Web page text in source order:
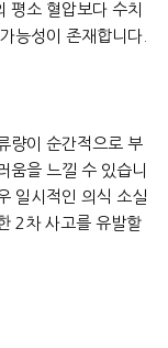
평소 혈압보다 수치
능성이 존재합니다.
량이 순간적으로 부
움을 느낄 수 있습니
일시적인 의식 소실
2차 사고를 유발할